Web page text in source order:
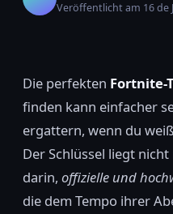
Veröffentlicht am 16 de
Die perfekten Fortnite-
finden kann einfacher
ergattern, wenn du
Der Schlüssel liegt
darin, offizielle und
die dem Tempo ihrer